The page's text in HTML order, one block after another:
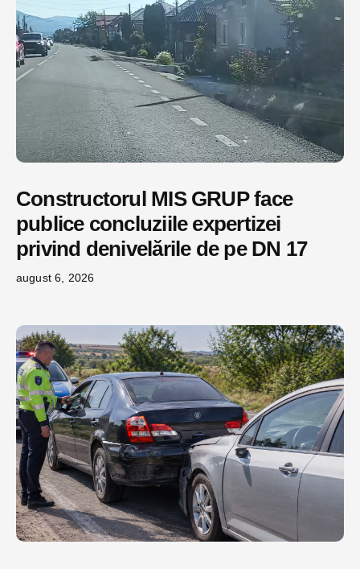
Constructorul MIS GRUP face
publice concluziile expertizei
privind denivelările de pe DN 17
august 6, 2026